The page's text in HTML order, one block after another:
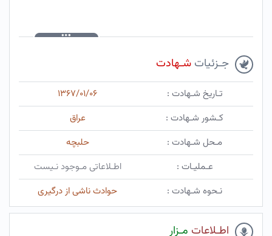
جـزئیات شـهادت
تـاریخ شـهادت :
۱۳۶۷/۰۱/۰۶
کـشور شـهادت :
عراق
مـحل شـهادت :
حلبچه
عـملیـات :
اطـلاعاتی مـوجود نـیست
نـحوه شـهادت :
حوادث ناشی از درگیری
اطـلاعات مـزار